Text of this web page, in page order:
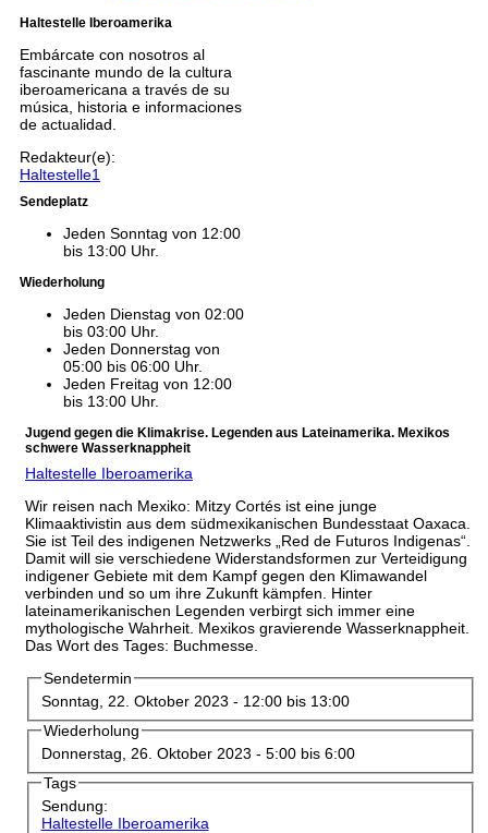
Haltestelle Iberoamerika
Embárcate con nosotros al
fascinante mundo de la cultura
iberoamericana a través de su
música, historia e informaciones
de actualidad.
Redakteur(e):
Haltestelle1
Sendeplatz
Jeden Sonntag von 12:00
bis 13:00 Uhr.
Wiederholung
Jeden Dienstag von 02:00
bis 03:00 Uhr.
Jeden Donnerstag von
05:00 bis 06:00 Uhr.
Jeden Freitag von 12:00
bis 13:00 Uhr.
Jugend gegen die Klimakrise. Legenden aus Lateinamerika. Mexikos
schwere Wasserknappheit
Haltestelle Iberoamerika
Wir reisen nach Mexiko: Mitzy Cortés ist eine junge
Klimaaktivistin aus dem südmexikanischen Bundesstaat Oaxaca.
Sie ist Teil des indigenen Netzwerks „Red de Futuros Indigenas“.
Damit will sie verschiedene Widerstandsformen zur Verteidigung
indigener Gebiete mit dem Kampf gegen den Klimawandel
verbinden und so um ihre Zukunft kämpfen. Hinter
lateinamerikanischen Legenden verbirgt sich immer eine
mythologische Wahrheit. Mexikos gravierende Wasserknappheit.
Das Wort des Tages: Buchmesse.
Sendetermin
Sonntag, 22. Oktober 2023 - 12:00bis 13:00
Wiederholung
Donnerstag, 26. Oktober 2023 - 5:00bis 6:00
Tags
Sendung:
Haltestelle Iberoamerika